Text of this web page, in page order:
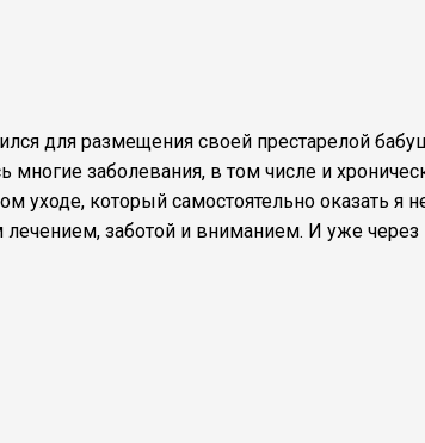
для размещения своей престарелой
многие заболевания, в том числе и
уходе, который самостоятельно оказать я
заботой и вниманием. И уже через